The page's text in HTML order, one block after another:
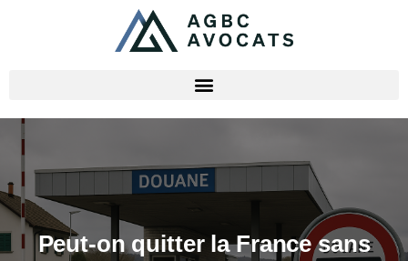
Peut-on quitter la France sans